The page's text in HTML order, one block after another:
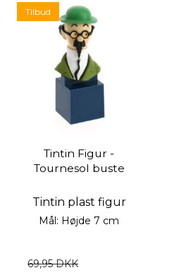
Tilbud
Tintin Figur -
Tournesol buste
Tintin plast figur
Mål: Højde 7 cm
69,95 DKK